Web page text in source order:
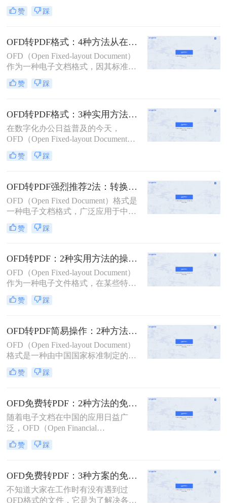
式，主要用于电子发票、电子证照等
文件的存储和传输。然而，由于其兼
OFD文件转换成更为通用的PDF格
式。那么ofd文件怎样转换成pdf呢？
本文将介绍两种将OFD文件转换成
PDF的方法。
赞 踩
OFD转PDF格式：4种方法从在线到桌面端的全路径对比！
OFD（Open Fixed-layout Document）
作为一种电子文档格式，因其标准
化、安全性和长期保存性等特点，在
政务、商务等领域得到了广泛应用。
将OFD文件转换为PDF格式，以便更
好地分享、阅读和存档。那么OFD怎
样转换成PDF格式呢？本文将为您介
绍四种将OFD转换为PDF的方法。
赞 踩
OFD转PDF格式：3种实用方法按发票、合同、报告3种文件选！
在数字化办公日益普及的今天，
OFD（Open Fixed-layout Document）
作为一种新兴的电子文档格式，凭借
其良好的安全性和标准化特性，在电
应用。然而，PDF（Portable
Document Format）格式因其广泛的兼
容性和强大的文档保护能力，仍然受
到广大用户的青睐。因此，将OFD转
换成PDF格式成为许多用户的迫切需
求。那么ofd怎样转换成pdf格式呢？
方法。
赞 踩
OFD转PDF强烈推荐2法：转换速度和格式还原度实测！
OFD（Open Fixed Document）格式是
一种电子文档格式，广泛应用于中国
政府部门和一些企事业单位的文档传
输和保存中。然而，由于
式的广泛兼容性和稳定性，很多场合
下我们需要将OFD文件转换为PDF格
式。那么ofd文件如何转换成pdf格式
呢？下面将介绍几种常用的OFD转
PDF的方法，帮助您轻松完成转换任
务。
赞 踩
OFD转PDF：2种实用方法的操作步骤和格式校验要点！
OFD（Open Fixed-layout Document）
作为一种电子文件格式，在某些特定
领域得到广泛应用。然而，由于兼容
性限制，OFD文件可能无法在所有设
换为PDF格式成为了一个常见的需
求。那么ofd怎么转换成pdf呢？本文
将介绍两种将OFD转换为PDF的方
法。
赞 踩
OFD转PDF简易操作：2种方法的快捷流程和格式校验！
OFD（Open Fixed-layout Document）
格式是一种由中国国家标准制定的电
子文件格式，主要用于政府和企业之
间的电子公文交换。然而，在日常使
件转换成更通用的PDF格式的情况。
那么OFD如何转成PDF呢？本文将介
绍两种将OFD文件转换为PDF文件的
有效方法，帮助您轻松完成文件转
换。
赞 踩
OFD免费转PDF：2种方法的免费额度和文件安全对比！
随着电子文档在中国的应用日益广
泛，OFD（Open Financial
Document）格式作为中国国家标准的
电子发票格式，其重要性逐渐凸显。
将OFD文件转换为更通用的PDF格
式，以便于跨平台共享和阅读。那么
ofd文件如何免费转换成pdf格式呢？
赞 踩
OFD免费转PDF：3种方案的免费额度和转换效果实测！
不知道大家在工作时有没有遇到过
OFD格式的文件，它是为了解决各个